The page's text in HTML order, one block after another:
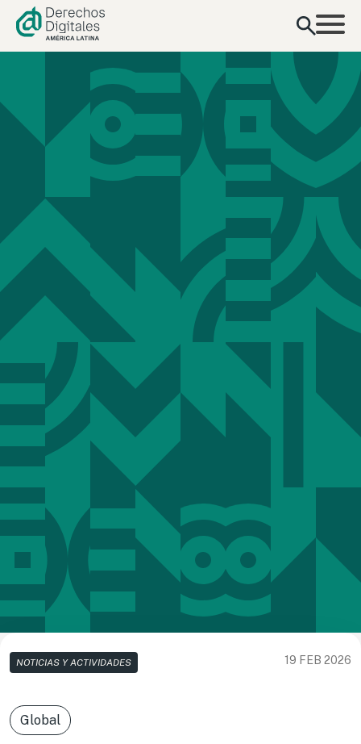
contenido
NOTICIAS Y ACTIVIDADES 19 FEB 2026
Global